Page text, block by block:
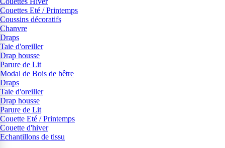
Couettes Eté / Printemps
Coussins décoratifs
Chanvre
Draps
Taie d'oreiller
Drap housse
Parure de Lit
Modal de Bois de hêtre
Draps
Taie d'oreiller
Drap housse
Parure de Lit
Couette Eté / Printemps
Couette d'hiver
Echantillons de tissu